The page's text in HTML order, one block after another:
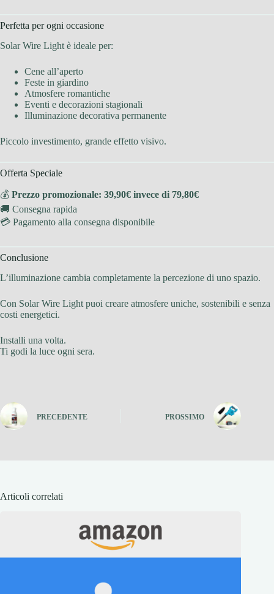
Perfetta per ogni occasione
Solar Wire Light è ideale per:
Cene all’aperto
Feste in giardino
Atmosfere romantiche
Eventi e decorazioni stagionali
Illuminazione decorativa permanente
Piccolo investimento, grande effetto visivo.
Offerta Speciale
💰 Prezzo promozionale: 39,90€ invece di 79,80€
🚚 Consegna rapida
💳 Pagamento alla consegna disponibile
Conclusione
L’illuminazione cambia completamente la percezione di uno spazio.
Con Solar Wire Light puoi creare atmosfere uniche, sostenibili e senza
costi energetici.
Installi una volta.
Ti godi la luce ogni sera.
PRECEDENTE PROSSIMO
Articoli correlati